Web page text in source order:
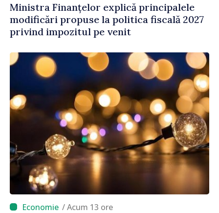
Ministra Finanțelor explică principalele
modificări propuse la politica fiscală 2027
privind impozitul pe venit
/ Acum 13 ore